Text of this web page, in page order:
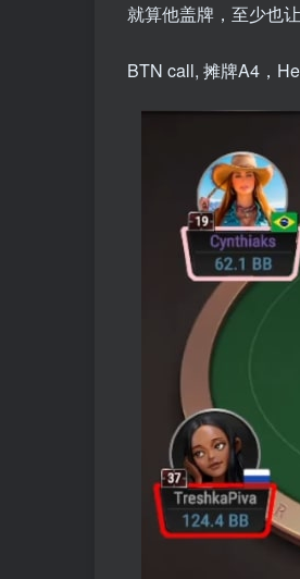
就算他盖牌，至少也让
BTN call, 摊牌A4，